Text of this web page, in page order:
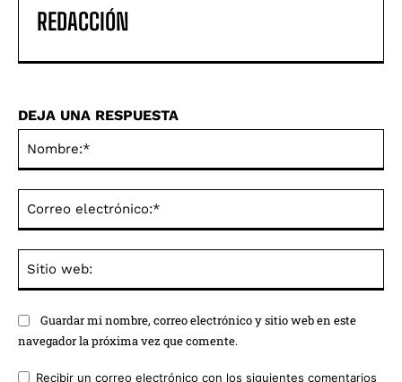
REDACCIÓN
DEJA UNA RESPUESTA
Guardar mi nombre, correo electrónico y sitio web en este
navegador la próxima vez que comente.
Recibir un correo electrónico con los siguientes comentarios